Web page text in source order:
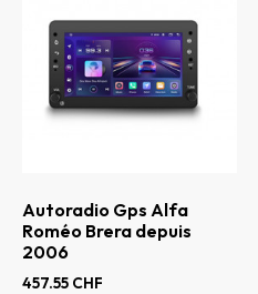
Autoradio Gps Alfa
Roméo Brera depuis
2006
457.55 CHF